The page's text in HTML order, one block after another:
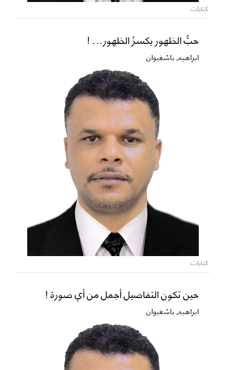
كتابات
حبُّ الظهور يكسرُ الظهور... !
ابراهيم باشغيوان
كتابات
حين تكون التفاصيل أجمل من أي صورة !
ابراهيم باشغيوان